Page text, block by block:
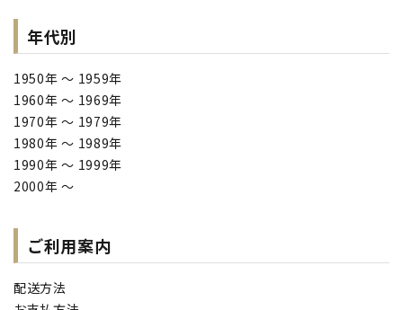
年代別
1950年 ～ 1959年
1960年 ～ 1969年
1970年 ～ 1979年
1980年 ～ 1989年
1990年 ～ 1999年
2000年 ～
ご利用案内
配送方法